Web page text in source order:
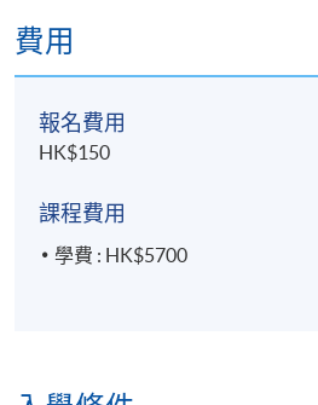
費用
報名費用
HK$150
課程費用
學費 : HK$5700